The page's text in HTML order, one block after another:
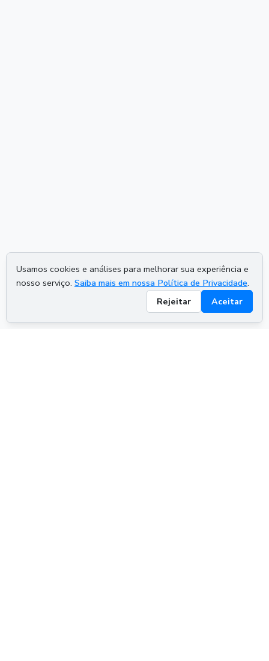
Usamos cookies e análises para melhorar sua experiência e
nosso serviço. Saiba mais em nossa Política de Privacidade.
Rejeitar
Aceitar